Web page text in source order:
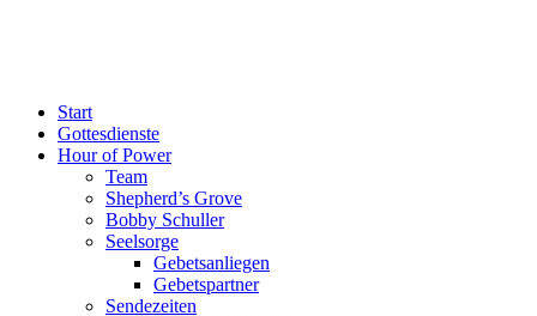
Start
Gottesdienste
Hour of Power
Team
Shepherd’s Grove
Bobby Schuller
Seelsorge
Gebetsanliegen
Gebetspartner
Sendezeiten